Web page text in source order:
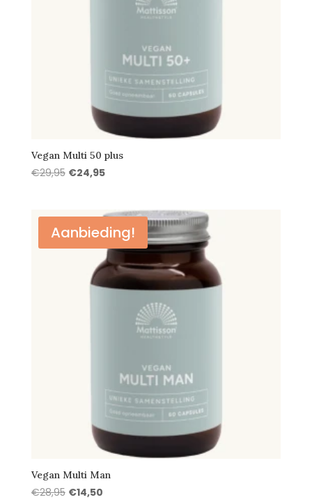
Vegan Multi 50 plus
€29,95 Oorspronkelijke
€29,95.
€24,95Huidige
€24,95.
Aanbieding!
Vegan Multi Man
€28,95 Oorspronkelijke
€14,50Huidige